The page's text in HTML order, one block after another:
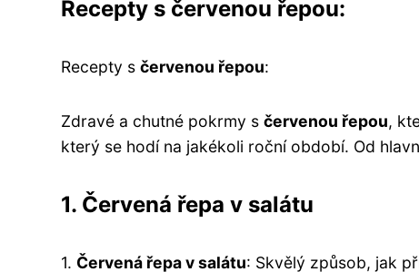
Recepty s červenou řepou:
Recepty s červenou řepou:
Zdravé a chutné pokrmy s červenou řepou,
který se hodí na jakékoli roční období. Od
1. Červená řepa v salátu
1. Červená řepa v salátu: Skvělý způsob, jak